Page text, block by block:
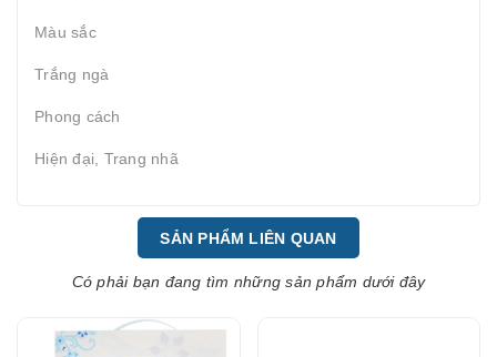
Màu sắc
Trắng ngà
Phong cách
Hiện đại, Trang nhã
SẢN PHẨM LIÊN QUAN
Có phải bạn đang tìm những sản phẩm dưới đây